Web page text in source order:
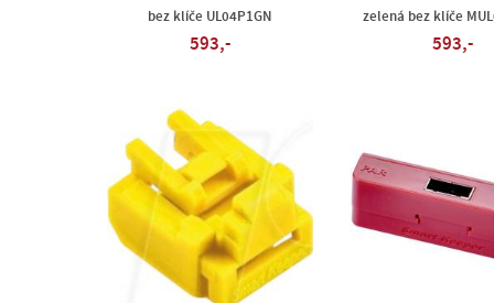
bez klíče UL04P1GN
593,-
zelená bez klíče
593,-